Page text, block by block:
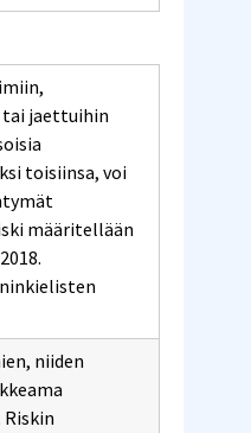
jaettuihin
toisiinsa, voi
määritellään
niiden